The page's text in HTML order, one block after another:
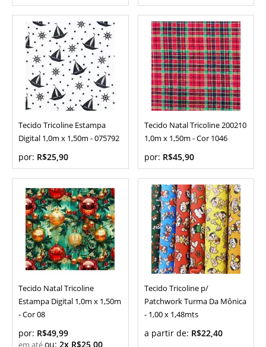
Tecido Tricoline Estampa
Digital 1,0m x 1,50m - 075792
por: R$25,90
Tecido Natal Tricoline 200210
1,0m x 1,50m - Cor 1046
por: R$45,90
Tecido Natal Tricoline
Estampa Digital 1,0m x 1,50m
- Cor 08
por: R$49,99
ou: 2x R$25,00
Tecido Tricoline p/
Patchwork Turma Da Mônica
- 1,00 x 1,48mts
a partir de: R$22,40